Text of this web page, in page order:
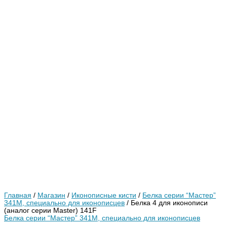
Главная / Магазин / Иконописные кисти / Белка серии “Мастер”
341М, специально для иконописцев / Белка 4 для иконописи
(аналог серии Master) 141F
Белка серии “Мастер” 341М, специально для иконописцев